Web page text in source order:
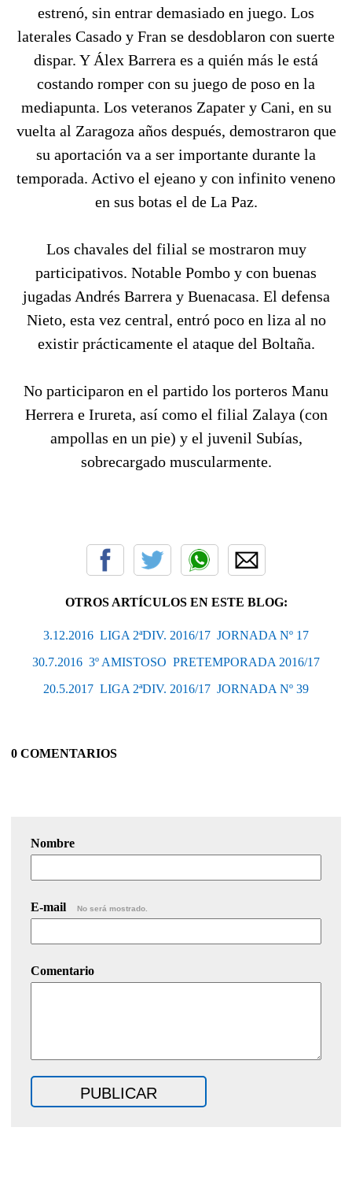
estrenó, sin entrar demasiado en juego. Los
laterales Casado y Fran se desdoblaron con suerte
dispar. Y Álex Barrera es a quién más le está
costando romper con su juego de poso en la
mediapunta. Los veteranos Zapater y Cani, en su
vuelta al Zaragoza años después, demostraron que
su aportación va a ser importante durante la
temporada. Activo el ejeano y con infinito veneno
en sus botas el de La Paz.
Los chavales del filial se mostraron muy
participativos. Notable Pombo y con buenas
jugadas Andrés Barrera y Buenacasa. El defensa
Nieto, esta vez central, entró poco en liza al no
existir prácticamente el ataque del Boltaña.
No participaron en el partido los porteros Manu
Herrera e Irureta, así como el filial Zalaya (con
ampollas en un pie) y el juvenil Subías,
sobrecargado muscularmente.
OTROS ARTÍCULOS EN ESTE BLOG:
3.12.2016  LIGA 2ªDIV. 2016/17  JORNADA Nº 17
30.7.2016  3º AMISTOSO  PRETEMPORADA 2016/17
20.5.2017  LIGA 2ªDIV. 2016/17  JORNADA Nº 39
0 COMENTARIOS
Nombre
E-mail No será mostrado.
Comentario